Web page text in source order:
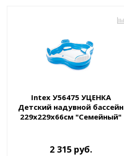
Intex У56475 УЦЕНКА
Детский надувной бассейн
229х229х66см "Семейный"
2 315 руб.